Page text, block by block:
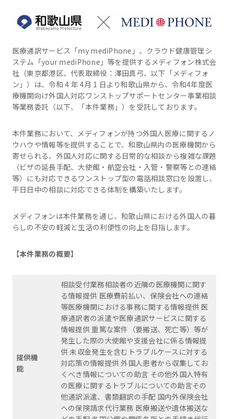
医療通訳サービス「my mediPhone」、クラウド健康管理シ
ステム「your mediPhone」等を提供するメディフォン株式会
社（東京都港区、代表取締役：澤田真弓、以下「メディフォ
ン」）は、令和 4 年 4月 1 日より和歌山県から、令和4年度医
療機関向け外国人対応ワンストップサポートセンター事業相談
等業務委託（以下、「本件業務」）を受託しております。
本件業務において、メディフォンが持つ外国人医療に関するノ
ウハウや情報等を提供することで、和歌山県内の医療機関から
寄せられる、外国人対応に関する日常的な相談から複雑な課題
（ビザの延長手配、大使館・航空会社・入管・警察等との連絡
等）にも対応できるワンストップ型の電話相談窓口を設置し、
平日日中の相談に対応できる体制を構築いたします。
メディフォンは本件業務を通じ、和歌山県における外国人の暮
らしの不安の軽減と生活の利便性の向上を目指します。
【本件業務の概要】
提供機
能
相談受付業務相談者の近隣の医療機関に関す
る情報提供 医療費前払い、保険会社への連絡
等医療機関における事務に関する情報提供 医
療通訳者の派遣や医療通訳サービスに関する
情報提供 重篤な案件（要搬送、死亡等）等が
発生した際の大使館や支援会社に係る情報提
供 未収金発生を含むトラブルケースに対する
対応策の情報提供 外国人患者から収集してお
くべき情報についての助言 その他外国人特有
の医療に関するトラブルについての助言その
他通訳派遣、書類翻訳の手配 国内外保険会社
への保険請求代行業務 医療搬送や遺体搬送な